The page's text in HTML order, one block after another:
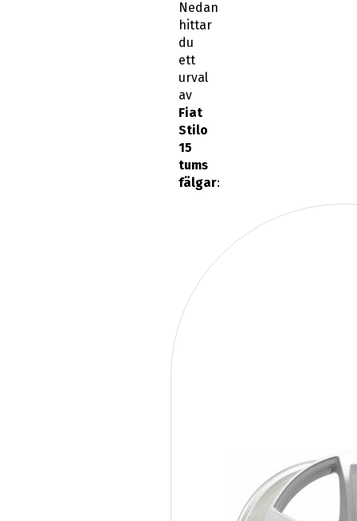
Nedan
hittar
du
ett
urval
av
Fiat
Stilo
15
tums
fälgar: